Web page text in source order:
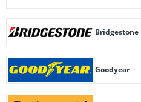
Bridgestone
Goodyear